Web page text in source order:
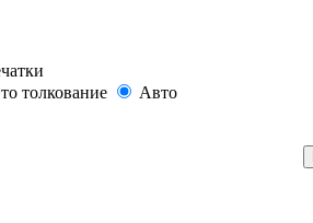
толкование Авто